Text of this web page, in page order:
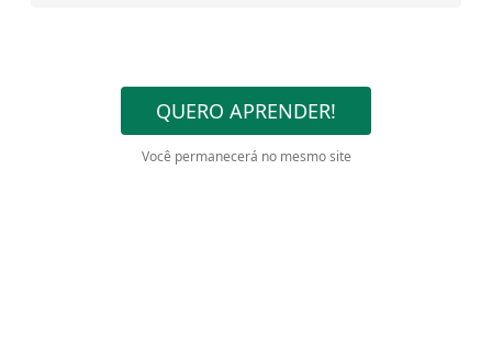
QUERO APRENDER!
Você permanecerá no mesmo site